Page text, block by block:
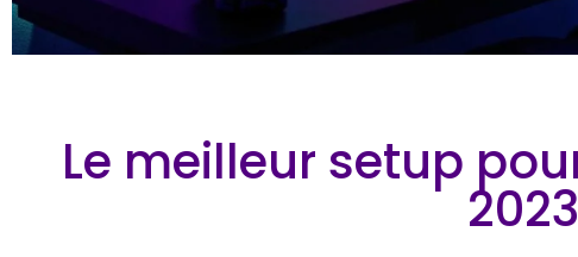
Le meilleur setup
2023